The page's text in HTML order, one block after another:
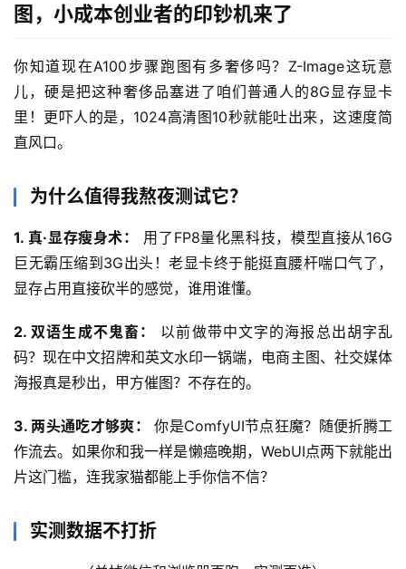
首
网
创
讯
钱
图，小成本创业者的印钞机来了
你知道现在A100步骤跑图有多奢侈吗？Z-Image这玩意
儿，硬是把这种奢侈品塞进了咱们普通人的8G显存显卡
里！更吓人的是，1024高清图10秒就能吐出来，这速度简
直风口。
为什么值得我熬夜测试它？
1. 真·显存瘦身术：
用了FP8量化黑科技，模型直接从16G
巨无霸压缩到3G出头！老显卡终于能挺直腰杆喘口气了，
显存占用直接砍半的感觉，谁用谁懂。
2. 双语生成不鬼畜：
以前做带中文字的海报总出胡字乱
码？现在中文招牌和英文水印一锅端，电商主图、社交媒体
海报真是秒出，甲方催图？不存在的。
3. 两头通吃才够爽：
你是ComfyUI节点狂魔？随便折腾工
作流去。如果你和我一样是懒癌晚期，WebUI点两下就能出
片这门槛，连我家猫都能上手你信不信？
实测数据不打折